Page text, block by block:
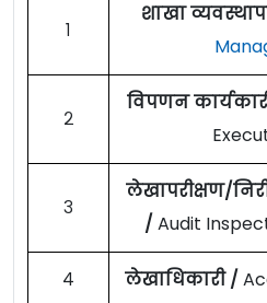
१
शाखा
२
विपणन
३
लेखापरीक्षण/
/ Audit
४ लेखाधिकारी /